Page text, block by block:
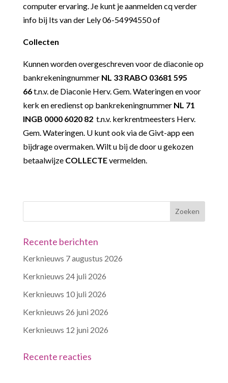
computer ervaring. Je kunt je aanmelden cq verder
info bij Its van der Lely 06-54994550 of
Collecten
Kunnen worden overgeschreven voor de diaconie op
bankrekeningnummer NL 33 RABO 03681 595
66t.n.v. de Diaconie Herv. Gem. Wateringen en voor
kerk en eredienst op bankrekeningnummer NL 71
INGB 0000 6020 82t.n.v. kerkrentmeesters Herv.
Gem. Wateringen. U kunt ook via de Givt-app een
bijdrage overmaken. Wilt u bij de door u gekozen
betaalwijze COLLECTEvermelden.
Recente berichten
Kerknieuws 7 augustus 2026
Kerknieuws 24 juli 2026
Kerknieuws 10 juli 2026
Kerknieuws 26 juni 2026
Kerknieuws 12 juni 2026
Recente reacties